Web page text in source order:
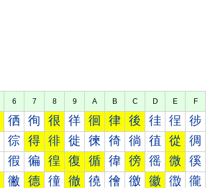
6 7 8 9 A B C D E F
徆 徇 很 徉 徊 律 後 徍 徎 徏
徖 得 徘 徙 徚 徛 徜 徝 從 徟
徦 徧 徨 復 循 徫 徬 徭 微 徯
徶 德 徸 徹 徺 徻 徼 徽 徾 徿